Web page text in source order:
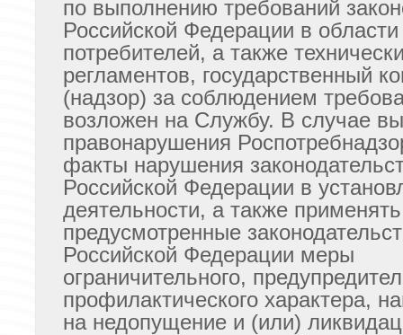
по выполнению требований
Российской Федерации в
потребителей, а также
регламентов, государственный
(надзор) за соблюдением
возложен на Службу. В случае
правонарушения
факты нарушения
Российской Федерации в
деятельности, а также применять
предусмотренные
Российской Федерации меры
ограничительного,
профилактического характера,
на недопущение и (или)